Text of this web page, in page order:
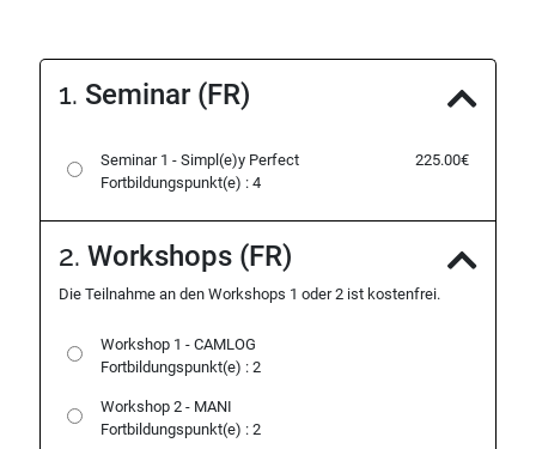
1. Seminar (FR)
Seminar 1 - Simpl(e)y Perfect
Fortbildungspunkt(e) : 4
225.00€
2.Workshops (FR)
Die Teilnahme an den Workshops 1 oder 2 ist kostenfrei.
Workshop 1 - CAMLOG
Fortbildungspunkt(e) : 2
Workshop 2 - MANI
Fortbildungspunkt(e) : 2